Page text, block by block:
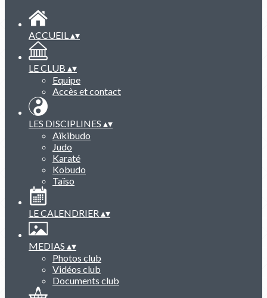
ACCUEIL▴▾
LE CLUB ▴▾
Equipe
Accès et contact
LES DISCIPLINES ▴▾
Aïkibudo
Judo
Karaté
Kobudo
Taïso
LE CALENDRIER▴▾
MEDIAS ▴▾
Photos club
Vidéos club
Documents club